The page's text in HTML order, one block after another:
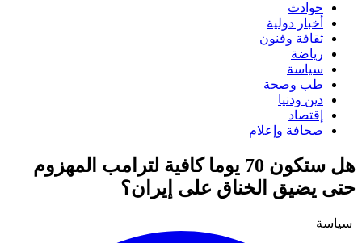
حوادث
أخبار دولية
ثقافة وفنون
رياضة
سياسة
طب وصحة
دين ودنيا
إقتصاد
صحافة وإعلام
هل ستكون 70 يوما كافية لترامب المهزوم
حتى يضيق الخناق على إيران؟
سياسة